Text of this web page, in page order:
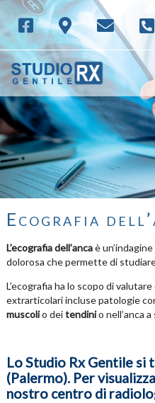
Ecografia
L’ecografia dell’ancaè
dolorosa che permette di studiare
L’ecografia ha lo scopo di
extrarticolari incluse patologie
muscolio deitendinio nell’anca
Lo Studio Rx Gentile si
(Palermo). Per
nostro centro di